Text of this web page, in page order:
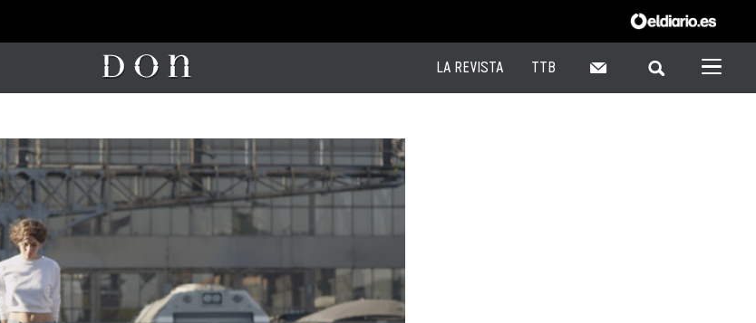
LA REVISTA TTB